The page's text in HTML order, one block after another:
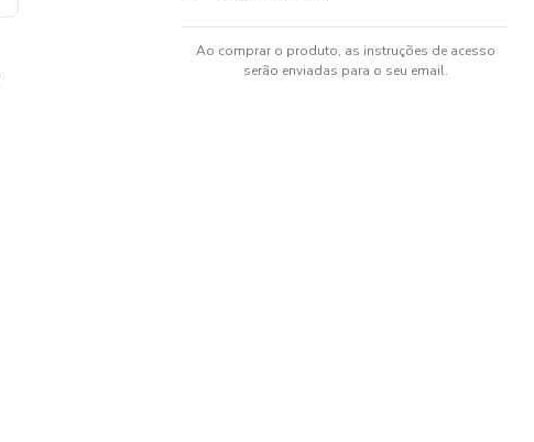
Ao comprar o produto, as instruções de acesso
serão enviadas para o seu email.